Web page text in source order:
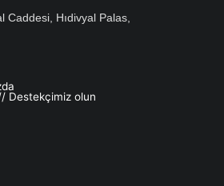
Caddesi, Hıdivyal Palas,
olun